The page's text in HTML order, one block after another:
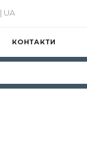
| UA
КОНТАКТИ